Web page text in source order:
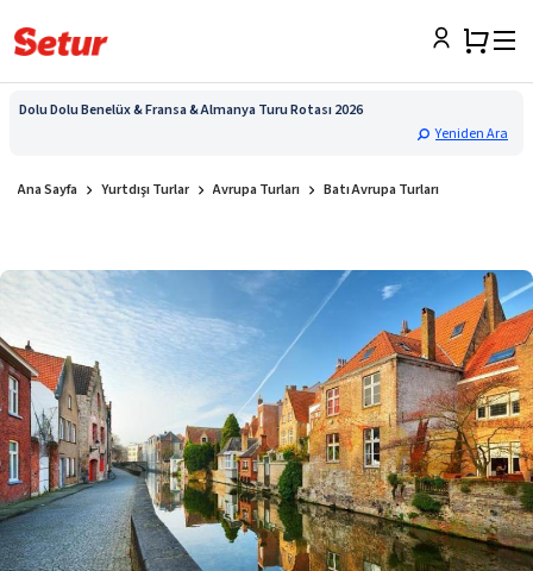
Dolu Dolu Benelüx & Fransa & Almanya Turu Rotası 2026
Yeniden Ara
Ana Sayfa Yurtdışı Turlar Avrupa Turları Batı Avrupa Turları